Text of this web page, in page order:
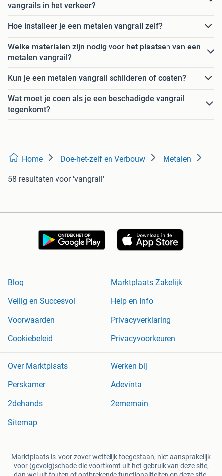
vangrails in het verkeer?
Hoe installeer je een metalen vangrail zelf?
Welke materialen zijn nodig voor het plaatsen van een
metalen vangrail?
Kun je een metalen vangrail schilderen of coaten?
Wat moet je doen als je een beschadigde vangrail
tegenkomt?
Home Doe-het-zelf en Verbouw Metalen
58 resultaten voor 'vangrail'
Blog
Marktplaats Zakelijk
Veilig en Succesvol
Help en Info
Voorwaarden
Privacyverklaring
Cookiebeleid
Privacyvoorkeuren
Over Marktplaats
Werken bij
Perskamer
Adevinta
2dehands
2ememain
Sitemap
Marktplaats is, voor zover wettelijk toegestaan, niet aansprakelijk
voor (gevolg)schade die voortkomt uit het gebruik van deze site,